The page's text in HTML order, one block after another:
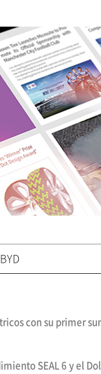
con su primer
SEAL 6 y el